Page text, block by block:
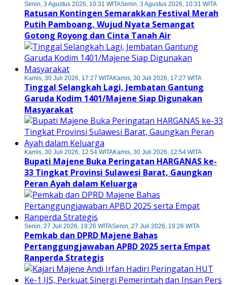
Senin, 3 Agustus 2026, 10:31 WITASenin, 3 Agustus 2026, 10:31 WITA
Ratusan Kontingen Semarakkan Festival Merah
Putih Pamboang, Wujud Nyata Semangat
Gotong Royong dan Cinta Tanah Air
Kamis, 30 Juli 2026, 17:27 WITAKamis, 30 Juli 2026, 17:27 WITA
Tinggal Selangkah Lagi, Jembatan Gantung
Garuda Kodim 1401/Majene Siap Digunakan
Masyarakat
Kamis, 30 Juli 2026, 12:54 WITAKamis, 30 Juli 2026, 12:54 WITA
Bupati Majene Buka Peringatan HARGANAS ke-
33 Tingkat Provinsi Sulawesi Barat, Gaungkan
Peran Ayah dalam Keluarga
Senin, 27 Juli 2026, 19:26 WITASenin, 27 Juli 2026, 19:26 WITA
Pemkab dan DPRD Majene Bahas
Pertanggungjawaban APBD 2025 serta Empat
Ranperda Strategis